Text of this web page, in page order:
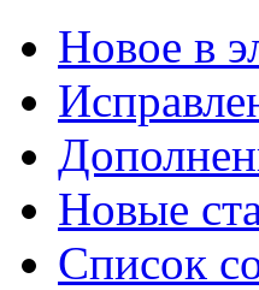
Новое в
Новые
Список